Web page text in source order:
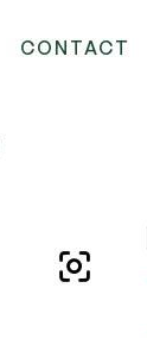
CONTACT